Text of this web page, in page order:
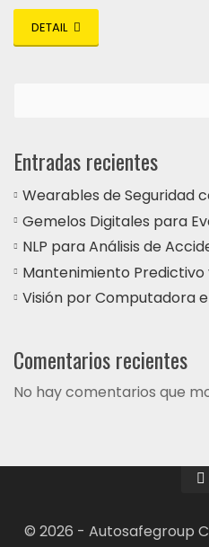
DETAIL
Entradas recientes
Wearables de Seguridad
Gemelos Digitales para
NLP para Análisis de
Mantenimiento Predictivo
Visión por Computadora
Comentarios recientes
No hay comentarios que
© 2026 - Autosafegroup